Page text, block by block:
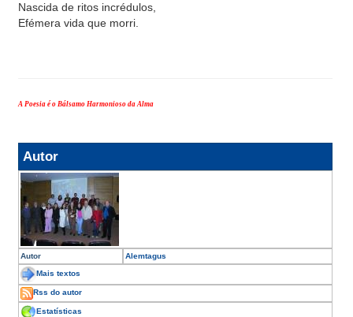
Nascida de ritos incrédulos,
Efémera vida que morri.
A Poesia é o Bálsamo Harmonioso da Alma
Autor
Autor Alemtagus
Mais textos
Rss do autor
Estatísticas